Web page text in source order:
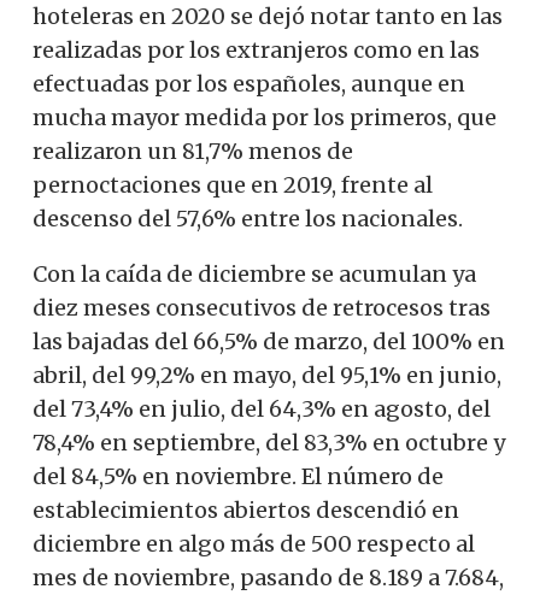
hoteleras en 2020 se dejó notar tanto en las
realizadas por los extranjeros como en las
efectuadas por los españoles, aunque en
mucha mayor medida por los primeros, que
realizaron un 81,7% menos de
pernoctaciones que en 2019, frente al
descenso del 57,6% entre los nacionales.
Con la caída de diciembre se acumulan ya
diez meses consecutivos de retrocesos tras
las bajadas del 66,5% de marzo, del 100% en
abril, del 99,2% en mayo, del 95,1% en junio,
del 73,4% en julio, del 64,3% en agosto, del
78,4% en septiembre, del 83,3% en octubre y
del 84,5% en noviembre. El número de
establecimientos abiertos descendió en
diciembre en algo más de 500 respecto al
mes de noviembre, pasando de 8.189 a 7.684,